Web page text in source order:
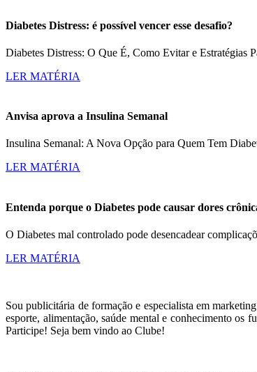
Diabetes Distress: é possível vencer esse desafio?
Diabetes Distress: O Que É, Como Evitar e Estratégias
LER MATÉRIA
Anvisa aprova a Insulina Semanal
Insulina Semanal: A Nova Opção para Quem Tem
LER MATÉRIA
Entenda porque o Diabetes pode causar dores
O Diabetes mal controlado pode desencadear
LER MATÉRIA
Sou publicitária de formação e especialista em
esporte, alimentação, saúde mental e conhecimento os
Participe! Seja bem vindo ao Clube!